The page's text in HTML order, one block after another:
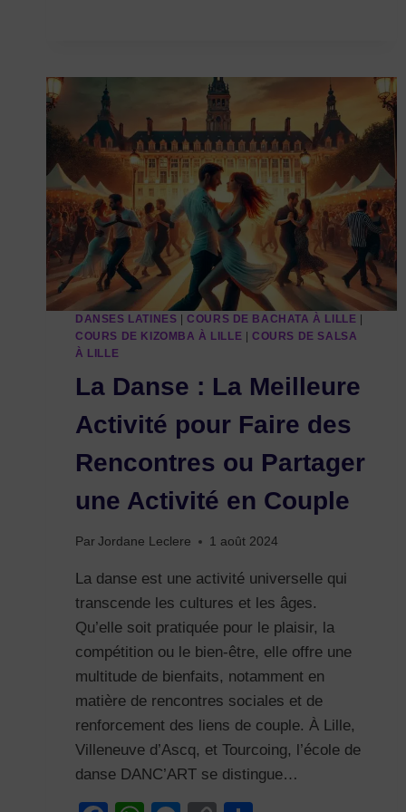
DANC’ART
DANSES LATINES |COURS DE BACHATA À LILLE |
COURS DE KIZOMBA À LILLE |COURS DE SALSA
À LILLE
La Danse : La Meilleure
Activité pour Faire des
Rencontres ou Partager
une Activité en Couple
Par Jordane Leclere 1 août 2024
La danse est une activité universelle qui
transcende les cultures et les âges.
Qu’elle soit pratiquée pour le plaisir, la
compétition ou le bien-être, elle offre une
multitude de bienfaits, notamment en
matière de rencontres sociales et de
renforcement des liens de couple. À Lille,
Villeneuve d’Ascq, et Tourcoing, l’école de
danse DANC’ART se distingue…